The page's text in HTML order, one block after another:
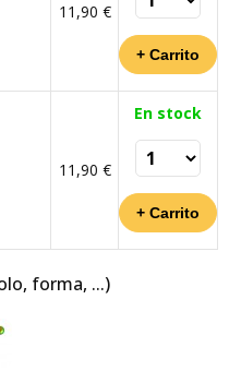
11,90 €
11,90 €
En stock
forma, ...)